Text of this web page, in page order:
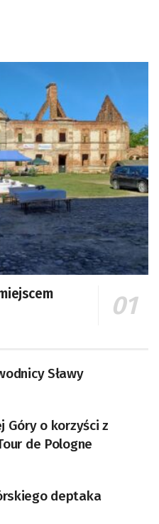
Sławy
Góry o korzyści z
de Pologne
deptaka